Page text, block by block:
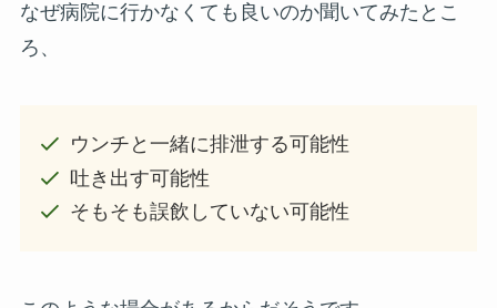
なぜ病院に行かなくても良いのか聞いてみたとこ
ろ、
ウンチと一緒に排泄する可能性
吐き出す可能性
そもそも誤飲していない可能性